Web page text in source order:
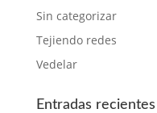
Sin categorizar
Tejiendo redes
Vedelar
Entradas recientes